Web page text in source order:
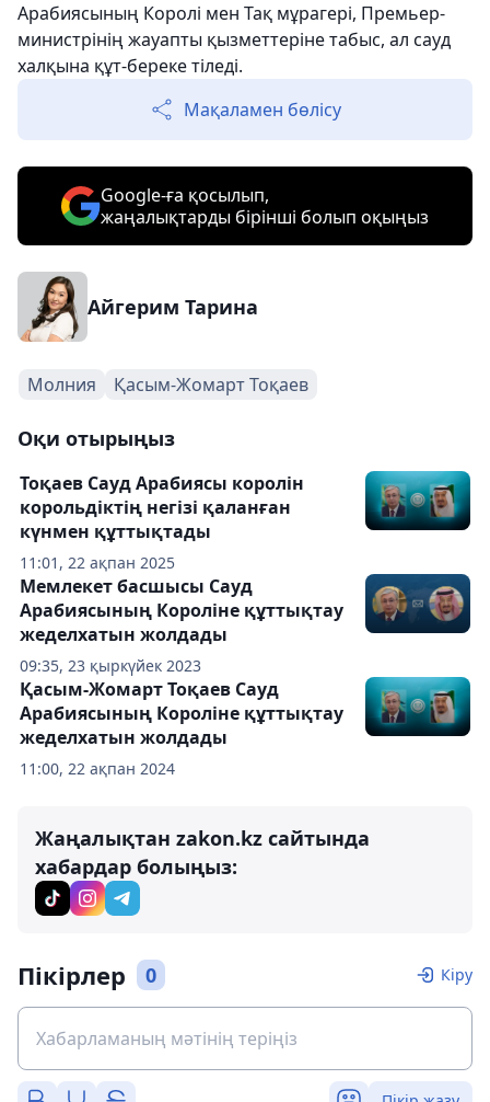
Арабиясының Королі мен Тақ мұрагері, Премьер-
министрінің жауапты қызметтеріне табыс, ал сауд
халқына құт-береке тіледі.
Мақаламен бөлісу
Google-ға қосылып,
жаңалықтарды бірінші болып оқыңыз
Айгерим Тарина
Молния Қасым-Жомарт Тоқаев
Оқи отырыңыз
11:01, 22 ақпан 2025
Тоқаев Сауд Арабиясы королін
корольдіктің негізі қаланған
күнмен құттықтады
09:35, 23 қыркүйек 2023
Мемлекет басшысы Сауд
Арабиясының Короліне құттықтау
жеделхатын жолдады
11:00, 22 ақпан 2024
Қасым-Жомарт Тоқаев Сауд
Арабиясының Короліне құттықтау
жеделхатын жолдады
Жаңалықтан zakon.kz сайтында
хабардар болыңыз:
Пікірлер 0 Кіру